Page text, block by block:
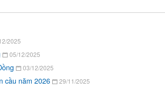
2025
05/12/2025
03/12/2025
cầu năm 2026 29/11/2025